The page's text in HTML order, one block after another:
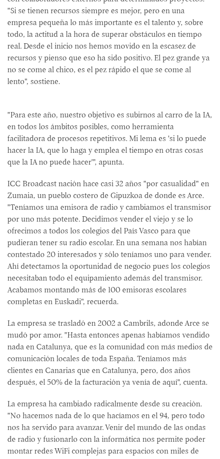
"Si se tienen recursos siempre es mejor, pero en una
empresa pequeña lo más importante es el talento y, sobre
todo, la actitud a la hora de superar obstáculos en tiempo
real. Desde el inicio nos hemos movido en la escasez de
recursos y pienso que eso ha sido positivo. El pez grande ya
no se come al chico, es el pez rápido el que se come al
lento", sostiene.
"Para este año, nuestro objetivo es subirnos al carro de la IA,
en todos los ámbitos posibles, como herramienta
facilitadora de procesos repetitivos. Mi lema es 'si lo puede
hacer la IA, que lo haga y emplea el tiempo en otras cosas
que la IA no puede hacer'", apunta.
ICC Broadcast nación hace casi 32 años "por casualidad" en
Zumaia, un pueblo costero de Gipuzkoa de donde es Arce.
"Teníamos una emisora de radio y cambiamos el transmisor
por uno más potente. Decidimos vender el viejo y se lo
ofrecimos a todos los colegios del País Vasco para que
pudieran tener su radio escolar. En una semana nos habían
contestado 20 interesados y sólo teníamos uno para vender.
Ahí detectamos la oportunidad de negocio pues los colegios
necesitaban todo el equipamiento además del transmisor.
Acabamos montando más de 100 emisoras escolares
completas en Euskadi", recuerda.
La empresa se trasladó en 2002 a Cambrils, adonde Arce se
mudó por amor. "Hasta entonces apenas habíamos vendido
nada en Catalunya, que es la comunidad con más medios de
comunicación locales de toda España. Teníamos más
clientes en Canarias que en Catalunya, pero, dos años
después, el 50% de la facturación ya venía de aquí", cuenta.
La empresa ha cambiado radicalmente desde su creación.
"No hacemos nada de lo que hacíamos en el 94, pero todo
nos ha servido para avanzar. Venir del mundo de las ondas
de radio y fusionarlo con la informática nos permite poder
montar redes WiFi complejas para espacios con miles de